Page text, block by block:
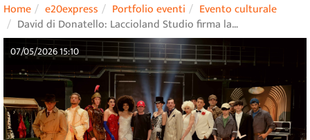
Home e20express Portfolio eventi
Evento culturale
David di Donatello: Laccioland Studio firma la…
07/05/2026 15:10